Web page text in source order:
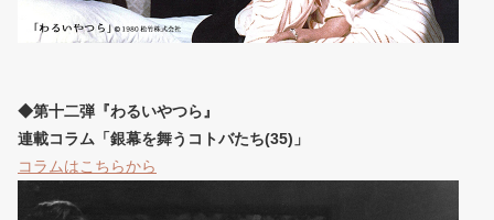
◆第十二弾『わるいやつら』
連載コラム「銀幕を舞うコトバたち(35)」
コラムはこちらから